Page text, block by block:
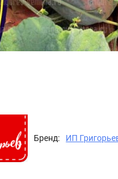
Бренд: ИП